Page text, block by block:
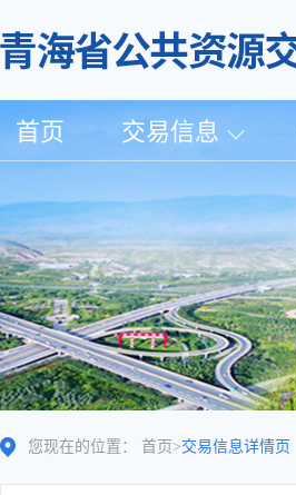
首页 交易信息
您现在的位置： 首页 >交易信息详情页